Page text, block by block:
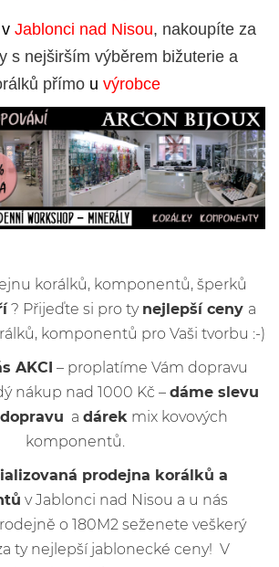
v Jablonci nad Nisou, nakoupíte za
s nejširším výběrem bižuterie a
přímo u výrobce
korálků, komponentů, šperků
? Přijeďte si pro ty nejlepší ceny a
komponentů pro Vaši tvorbu :-)
AKCI – proplatíme Vám dopravu
nákup nad 1000 Kč – dáme slevu
a dárek mix kovových
komponentů.
prodejna korálků a
v Jablonci nad Nisou a u nás
o 180M2 seženete veškerý
ty nejlepší jablonecké ceny! V